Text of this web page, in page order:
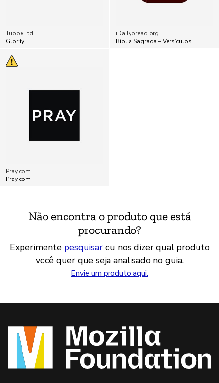
Tupoe Ltd
Glorify
iDailybread.org
Bíblia Sagrada – Versículos
Pray.com
Pray.com
Não encontra o produto que está
procurando?
Experimente pesquisarou nos dizer qual produto
você quer que seja analisado no guia.
Envie um produto aqui.